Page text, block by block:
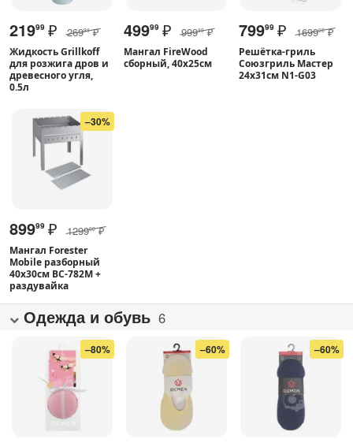
21999 ₽ 26999 ₽
Жидкость Grillkoff
для розжига дров и
древесного угля,
0.5л
49999 ₽ 99999 ₽
Мангал FireWood
сборный, 40x25см
79999 ₽ 169900 ₽
Решётка-гриль
Союзгриль Мастер
24x31см N1-G03
–30%
89999 ₽ 129900 ₽
Мангал Forester
Mobile разборный
40x30см BC-782M +
раздувайка
Одежда и обувь 6
–80% –60% –60%